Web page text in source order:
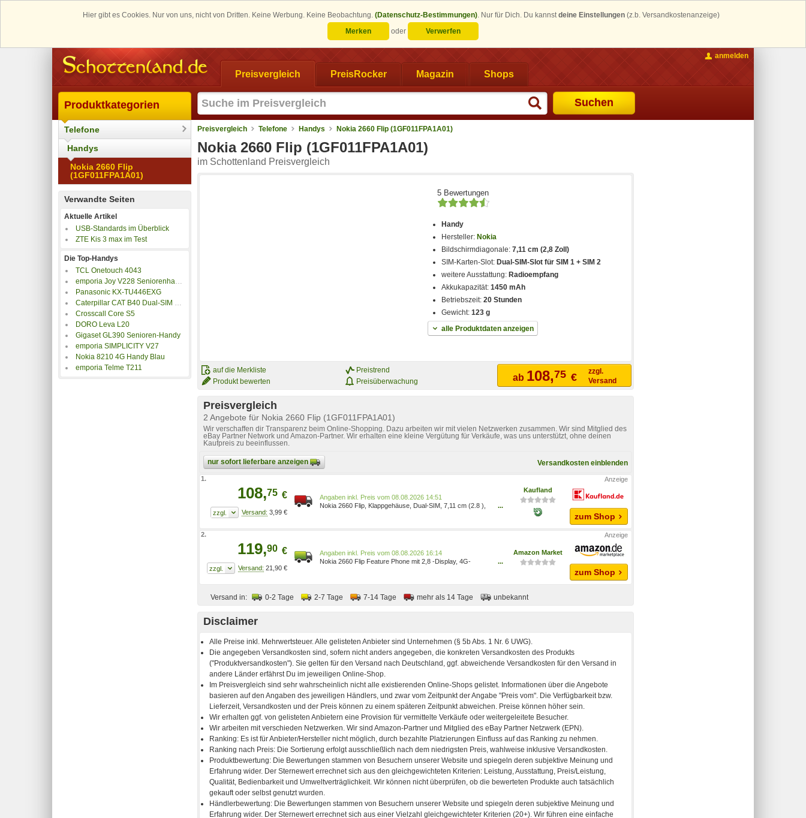
Hier gibt es Cookies. Nur von uns, nicht von Dritten. Keine Werbung. Keine Beobachtung. (Datenschutz-Bestimmungen). Nur für Dich. Du kannstdeine Einstellungen (z.b. Versandkostenanzeige)
Merken
oder Verwerfen
Preisvergleich PreisRocker Magazin Shops
Suchen
anmelden
Produktkategorien
Telefone
Handys
Nokia 2660 Flip
(1GF011FPA1A01)
Verwandte Seiten
Aktuelle Artikel
USB-Standards im Überblick
ZTE Kis 3 max im Test
Die Top-Handys
TCL Onetouch 4043
emporia Joy V228 Seniorenhandy
Panasonic KX-TU446EXG
Caterpillar CAT B40 Dual-SIM Handy
Crosscall Core S5
DORO Leva L20
Gigaset GL390 Senioren-Handy
emporia SIMPLICITY V27
Nokia 8210 4G Handy Blau
emporia Telme T211
Preisvergleich Telefone Handys Nokia 2660 Flip (1GF011FPA1A01)
Nokia 2660 Flip (1GF011FPA1A01)
im Schottenland Preisvergleich
5 Bewertungen
Handy
Hersteller: Nokia
Bildschirmdiagonale:7,11 cm (2,8 Zoll)
SIM-Karten-Slot: Dual-SIM-Slot für SIM 1 + SIM 2
weitere Ausstattung: Radioempfang
Akkukapazität:1450 mAh
Betriebszeit:20 Stunden
Gewicht:123 g
alle Produktdaten anzeigen
auf die Merkliste
Produkt bewerten
Preistrend
Preisüberwachung
ab 108,75 €
zzgl.
Versand
Preisvergleich
2 Angebote für Nokia 2660 Flip (1GF011FPA1A01)
Wir verschaffen dir Transparenz beim Online-Shopping. Dazu arbeiten wir mit vielen Netzwerken zusammen. Wir sind Mitglied des
eBay Partner Network und Amazon-Partner. Wir erhalten eine kleine Vergütung für Verkäufe, was uns unterstützt, ohne deinen
Kaufpreis zu beeinflussen.
nur sofort lieferbare anzeigen Versandkosten einblenden
1.
108,75 €
3,99 €
Preis vom 08.08.2026 14:51
Nokia 2660 Flip, Klappgehäuse, Dual-SIM, 7,11 cm (2.8 ),
...
Kaufland
zum Shop
2.
119,90 €
21,90 €
Preis vom 08.08.2026 16:14
Nokia 2660 Flip Feature Phone mit 2,8 -Display, 4G-
1GF011FQA1A01 6438409076540 Elektronik &
Foto/Elektronik
...
Amazon Market
zum Shop
Versand in: 0-2 Tage 2-7 Tage 7-14 Tage mehr als 14 Tage unbekannt
Disclaimer